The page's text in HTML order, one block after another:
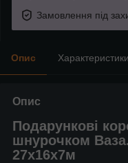
Замовлення під
Опис Характеристики
Опис
Подарункові
шнурочком
27х16х7м